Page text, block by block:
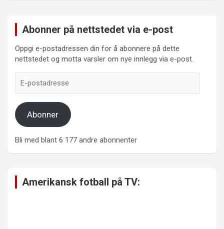
Abonner på nettstedet via e-post
Oppgi e-postadressen din for å abonnere på dette
nettstedet og motta varsler om nye innlegg via e-post.
postadresse
Abonner
Bli med blant 6 177 andre abonnenter
Amerikansk fotball på TV: